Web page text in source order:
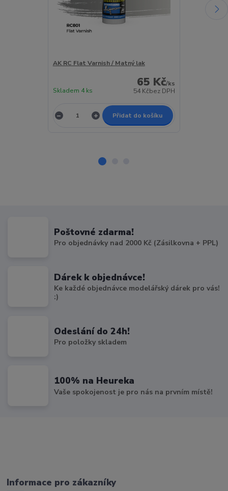
AK RC Flat Varnish / Matný lak
65 Kč/ks
54 Kčbez DPH
Skladem 4 ks
Přidat do košíku
Poštovné zdarma!
Pro objednávky nad 2000 Kč (Zásilkovna + PPL)
Dárek k objednávce!
Ke každé objednávce modelářský dárek pro vás!
:)
Odeslání do 24h!
Pro položky skladem
100% na Heureka
Vaše spokojenost je pro nás na prvním místě!
Informace pro zákazníky